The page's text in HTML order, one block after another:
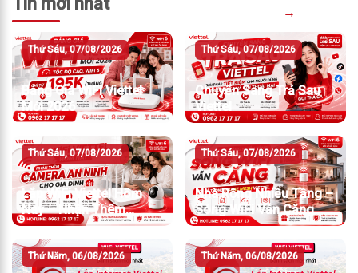
→
Thứ Sáu, 07/08/2026
Bảng Giá WiFi Viettel
Mới 2026
Thứ Sáu, 07/08/2026
Chuyển Sang Trả Sau
Viettel
Thứ Sáu, 07/08/2026
Lắp WiFi Viettel Hôm
Nay – Nhận Thêm
Camera An Ninh
Thứ Sáu, 07/08/2026
Nhà Rộng Nhiều Tầng –
Sóng WiFi Vẫn Căng
Thứ Năm, 06/08/2026 Thứ Năm, 06/08/2026